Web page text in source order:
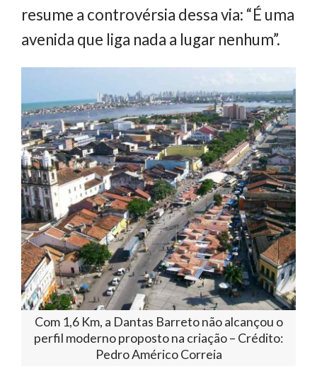
resume a controvérsia dessa via: “É uma
avenida que liga nada a lugar nenhum”.
Com 1,6 Km, a Dantas Barreto não alcançou o
perfil moderno proposto na criação – Crédito:
Pedro Américo Correia